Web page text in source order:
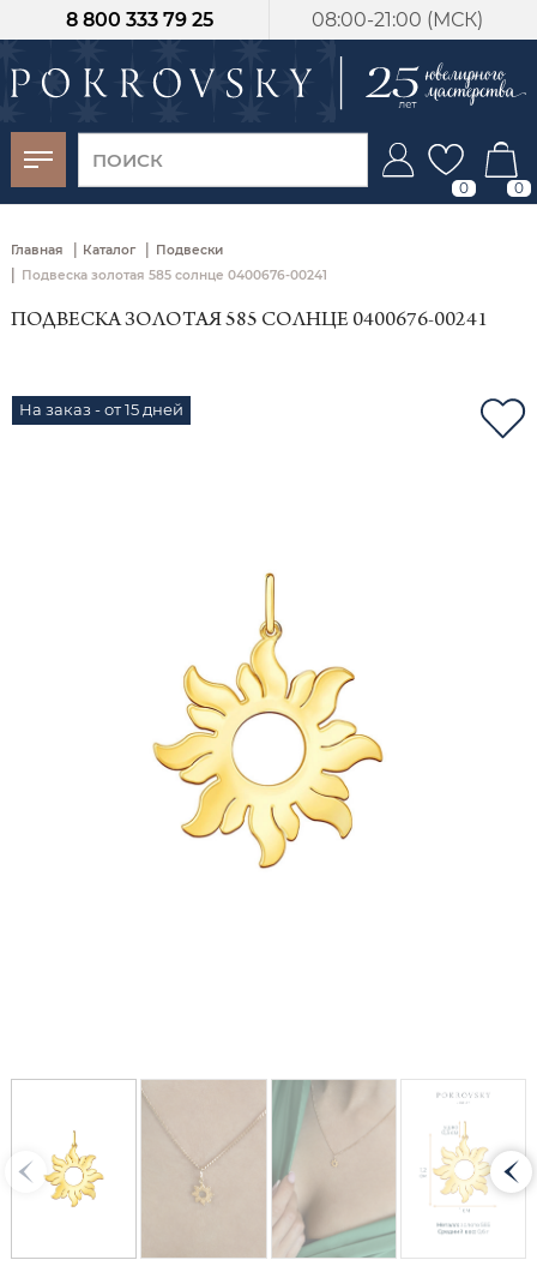
08:00-21:00 (МСК)
8 800 333 79 25
0 0
Главная | Каталог | Подвески
| Подвеска золотая 585 солнце 0400676-00241
ПОДВЕСКА ЗОЛОТАЯ 585 СОЛНЦЕ 0400676-00241
На заказ - от 15 дней
-30%
от 15 дней с
момента оплаты